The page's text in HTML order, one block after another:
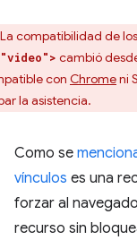
La compatibilidad de
cambió
con Chromeni
la asistencia.
Como se
vínculos es una
forzar al
recurso sin